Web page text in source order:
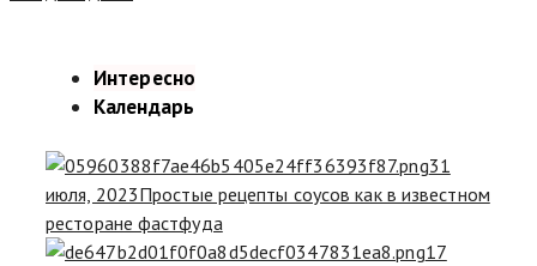
Интересно
Календарь
31
июля, 2023Простые рецепты соусов как в известном
ресторане фастфуда
17